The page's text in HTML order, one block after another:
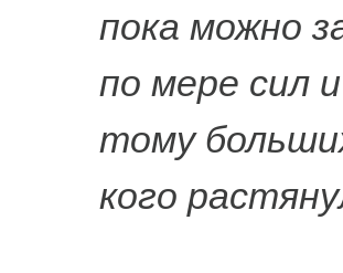
пока можно
по мере сил
тому
кого